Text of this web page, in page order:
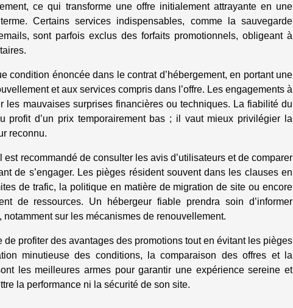
ce qui transforme une offre initialement attrayante en une
Certains services indispensables, comme la sauvegarde
sont parfois exclus des forfaits promotionnels, obligeant à
condition énoncée dans le contrat d’hébergement, en portant une
et aux services compris dans l’offre. Les engagements à
les mauvaises surprises financières ou techniques. La fiabilité du
profit d’un prix temporairement bas ; il vaut mieux privilégier la
reconnu.
recommandé de consulter les avis d’utilisateurs et de comparer
de s’engager. Les pièges résident souvent dans les clauses en
de trafic, la politique en matière de migration de site ou encore
de ressources. Un hébergeur fiable prendra soin d’informer
sur les mécanismes de renouvellement.
profiter des avantages des promotions tout en évitant les pièges
minutieuse des conditions, la comparaison des offres et la
les meilleures armes pour garantir une expérience sereine et
la performance ni la sécurité de son site.